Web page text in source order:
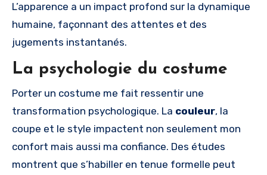
L’apparence a un impact profond sur la dynamique
humaine, façonnant des attentes et des
jugements instantanés.
La psychologie du costume
Porter un costume me fait ressentir une
transformation psychologique. La couleur, la
coupe et le style impactent non seulement mon
confort mais aussi ma confiance. Des études
montrent que s’habiller en tenue formelle peut